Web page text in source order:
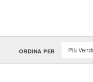
ORDINA PER